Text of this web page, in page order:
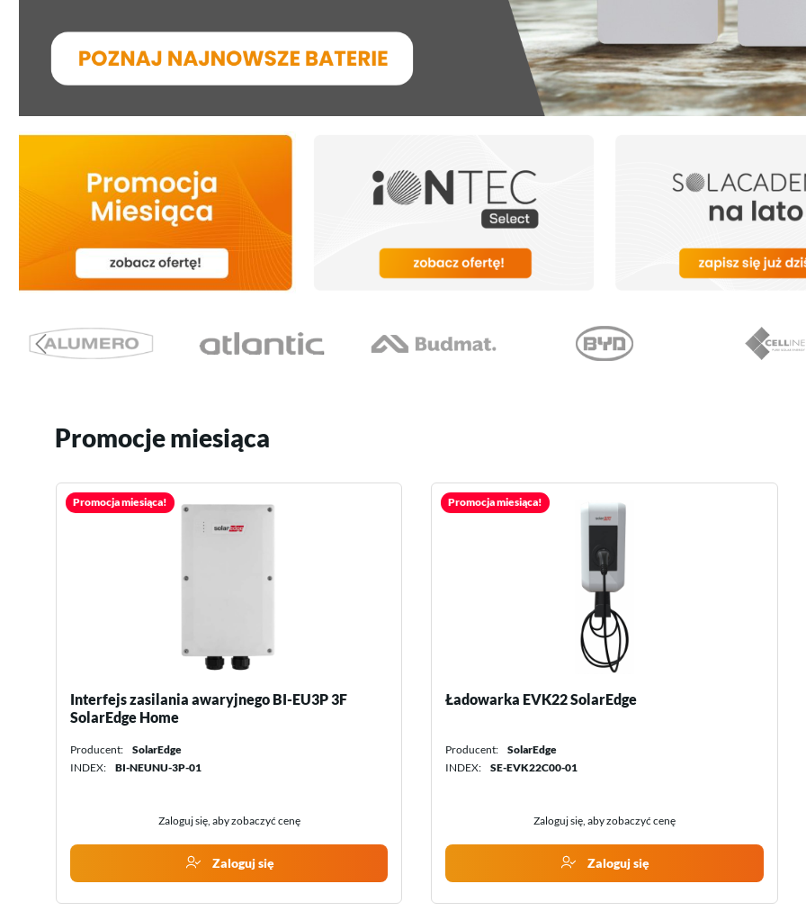
Zestawy akumulatorów
Akumulatory
Akcesoria do magazynów
Termostaty
Akcesoria do ogrzewania
Termostaty do pomp
Akcesoria do pomp ciepła
Ładowarki do pojazdów
Akcesoria do ładowarek
Promocje miesiąca
Promocja miesiąca!
Ładowarka EVK22 SolarEdge
Producent:
SolarEdge
INDEX:
SE-EVK22C00-01
Zaloguj się, aby zobaczyć cenę
Zaloguj się
Promocja miesiąca!
Falownik SE16K RW0T0BNN4 3F SolarEdge
Producent:
SolarEdge
INDEX:
SE16K-RW0T0BNN4
Zaloguj się, aby zobaczyć cenę
Zaloguj się